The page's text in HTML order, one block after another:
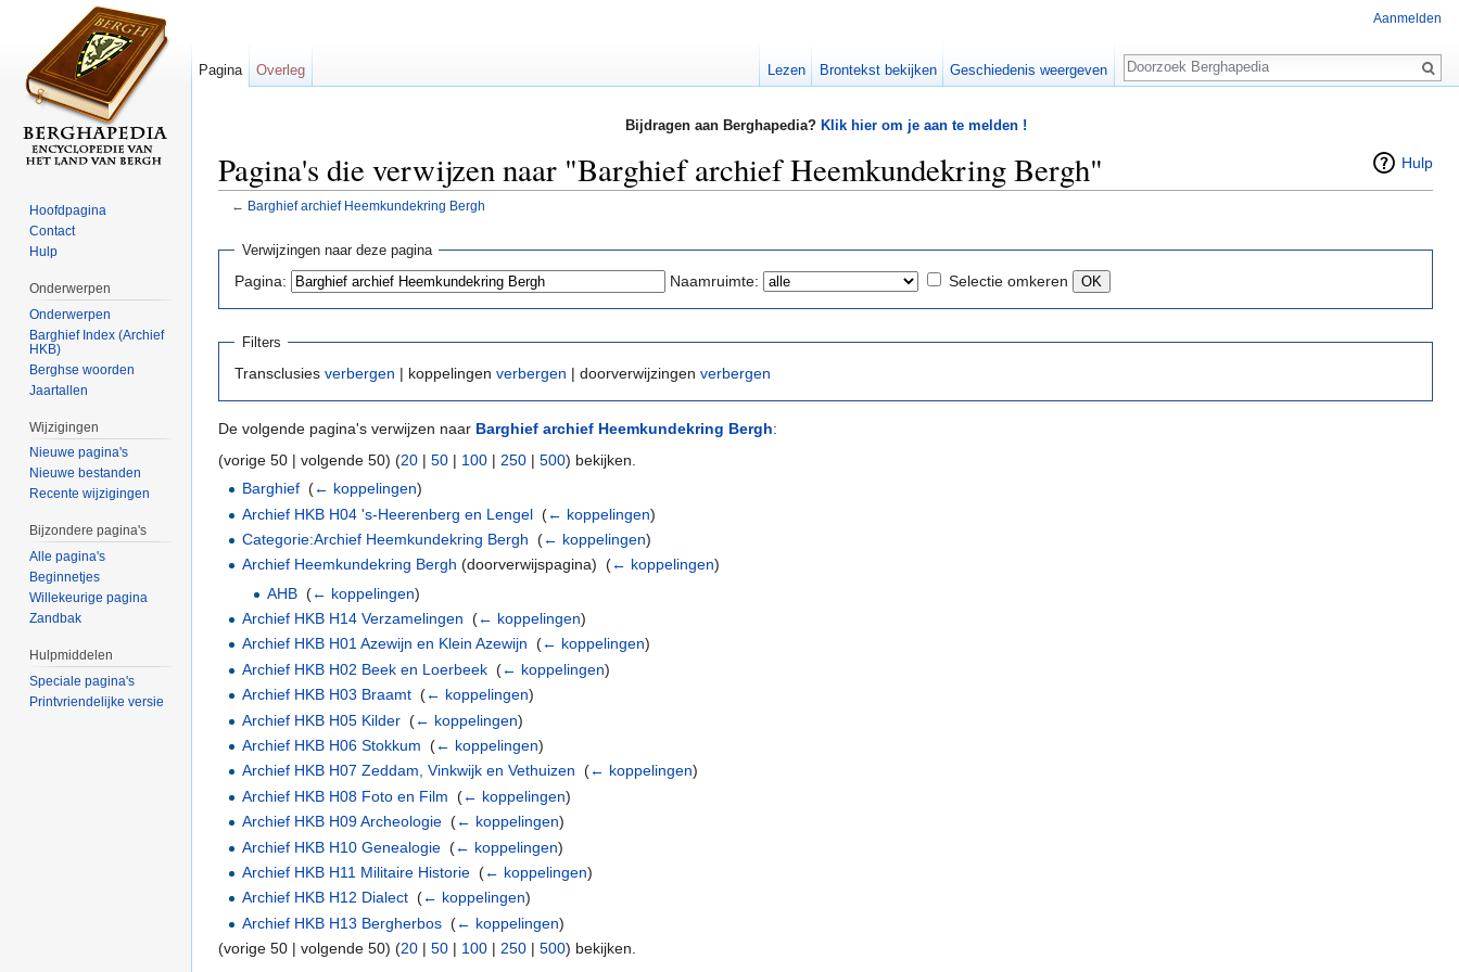
Bijdragen aan Berghapedia? Klik hier om je aan te melden !
Hulp
Pagina's die verwijzen naar "Barghief archief Heemkundekring Bergh"
← Barghief archief Heemkundekring Bergh
Verwijzingen naar deze pagina
Pagina: Naamruimte: Selectie omkeren
Filters
Transclusies verbergen | koppelingen verbergen | doorverwijzingen verbergen
De volgende pagina's verwijzen naar Barghief archief Heemkundekring Bergh:
(vorige 50 | volgende 50) (20 | 50 | 100 | 250 | 500) bekijken.
Barghief ‎(← koppelingen)
Archief HKB H04 's-Heerenberg en Lengel ‎(← koppelingen)
Categorie:Archief Heemkundekring Bergh ‎(← koppelingen)
Archief Heemkundekring Bergh (doorverwijspagina) ‎(← koppelingen)
AHB‎ (← koppelingen)
Archief HKB H14 Verzamelingen ‎(← koppelingen)
Archief HKB H01 Azewijn en Klein Azewijn ‎(← koppelingen)
Archief HKB H02 Beek en Loerbeek ‎(← koppelingen)
Archief HKB H03 Braamt ‎(← koppelingen)
Archief HKB H05 Kilder ‎(← koppelingen)
Archief HKB H06 Stokkum ‎(← koppelingen)
Archief HKB H07 Zeddam, Vinkwijk en Vethuizen ‎(← koppelingen)
Archief HKB H08 Foto en Film ‎(← koppelingen)
Archief HKB H09 Archeologie ‎(← koppelingen)
Archief HKB H10 Genealogie ‎(← koppelingen)
Archief HKB H11 Militaire Historie ‎(← koppelingen)
Archief HKB H12 Dialect ‎(← koppelingen)
Archief HKB H13 Bergherbos ‎(← koppelingen)
(vorige 50 | volgende 50) (20 | 50 | 100 | 250 | 500) bekijken.
Aanmelden
Pagina Overleg Lezen Brontekst bekijken Geschiedenis weergeven
Zoeken
Hoofdpagina
Contact
Hulp
Onderwerpen
Onderwerpen
Barghief Index (Archief
HKB)
Berghse woorden
Jaartallen
Wijzigingen
Nieuwe pagina's
Nieuwe bestanden
Recente wijzigingen
Bijzondere pagina's
Alle pagina's
Beginnetjes
Willekeurige pagina
Zandbak
Hulpmiddelen
Speciale pagina's
Printvriendelijke versie